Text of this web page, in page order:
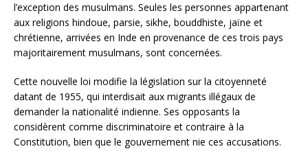
l’exception des musulmans. Seules les personnes appartenant
aux religions hindoue, parsie, sikhe, bouddhiste, jaïne et
chrétienne, arrivées en Inde en provenance de ces trois pays
majoritairement musulmans, sont concernées.
Cette nouvelle loi modifie la législation sur la citoyenneté
datant de 1955, qui interdisait aux migrants illégaux de
demander la nationalité indienne. Ses opposants la
considèrent comme discriminatoire et contraire à la
Constitution, bien que le gouvernement nie ces accusations.